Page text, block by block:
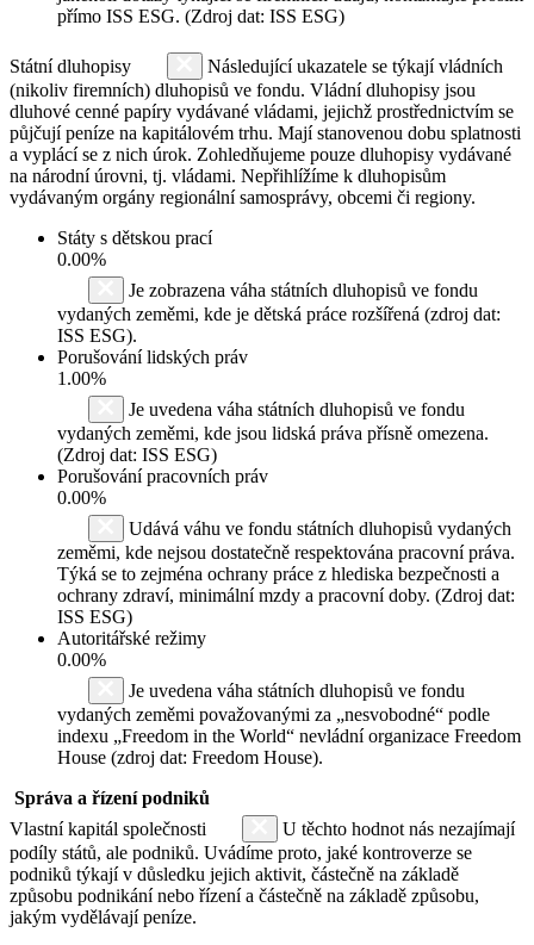
přímo ISS ESG. (Zdroj dat: ISS ESG)
Státní dluhopisy
Následující ukazatele se týkají vládních
(nikoliv firemních) dluhopisů ve fondu. Vládní dluhopisy jsou
dluhové cenné papíry vydávané vládami, jejichž prostřednictvím se
půjčují peníze na kapitálovém trhu. Mají stanovenou dobu splatnosti
a vyplácí se z nich úrok. Zohledňujeme pouze dluhopisy vydávané
na národní úrovni, tj. vládami. Nepřihlížíme k dluhopisům
vydávaným orgány regionální samosprávy, obcemi či regiony.
Státy s dětskou prací
0.00%
Je zobrazena váha státních dluhopisů ve fondu
vydaných zeměmi, kde je dětská práce rozšířená (zdroj dat:
ISS ESG).
Porušování lidských práv
1.00%
Je uvedena váha státních dluhopisů ve fondu
vydaných zeměmi, kde jsou lidská práva přísně omezena.
(Zdroj dat: ISS ESG)
Porušování pracovních práv
0.00%
Udává váhu ve fondu státních dluhopisů vydaných
zeměmi, kde nejsou dostatečně respektována pracovní práva.
Týká se to zejména ochrany práce z hlediska bezpečnosti a
ochrany zdraví, minimální mzdy a pracovní doby. (Zdroj dat:
ISS ESG)
Autoritářské režimy
0.00%
Je uvedena váha státních dluhopisů ve fondu
vydaných zeměmi považovanými za „nesvobodné“ podle
indexu „Freedom in the World“ nevládní organizace Freedom
House (zdroj dat: Freedom House).
Správa a řízení podniků
Vlastní kapitál společnosti
U těchto hodnot nás nezajímají
podíly států, ale podniků. Uvádíme proto, jaké kontroverze se
podniků týkají v důsledku jejich aktivit, částečně na základě
způsobu podnikání nebo řízení a částečně na základě způsobu,
jakým vydělávají peníze.